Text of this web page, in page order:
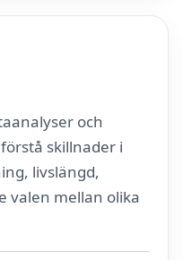
och
skillnader i
livslängd,
valen mellan olika